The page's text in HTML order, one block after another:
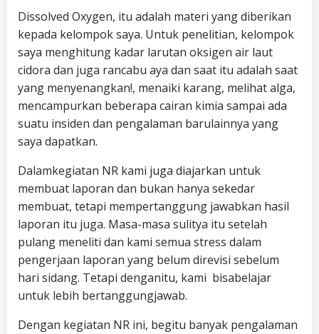
Dissolved Oxygen, itu adalah materi yang diberikan
kepada kelompok saya. Untuk penelitian, kelompok
saya menghitung kadar larutan oksigen air laut
cidora dan juga rancabu aya dan saat itu adalah saat
yang menyenangkan!, menaiki karang, melihat alga,
mencampurkan beberapa cairan kimia sampai ada
suatu insiden dan pengalaman barulainnya yang
saya dapatkan.
Dalamkegiatan NR kami juga diajarkan untuk
membuat laporan dan bukan hanya sekedar
membuat, tetapi mempertanggung jawabkan hasil
laporan itu juga. Masa-masa sulitya itu setelah
pulang meneliti dan kami semua stress dalam
pengerjaan laporan yang belum direvisi sebelum
hari sidang. Tetapi denganitu, kami bisabelajar
untuk lebih bertanggungjawab.
Dengan kegiatan NR ini, begitu banyak pengalaman